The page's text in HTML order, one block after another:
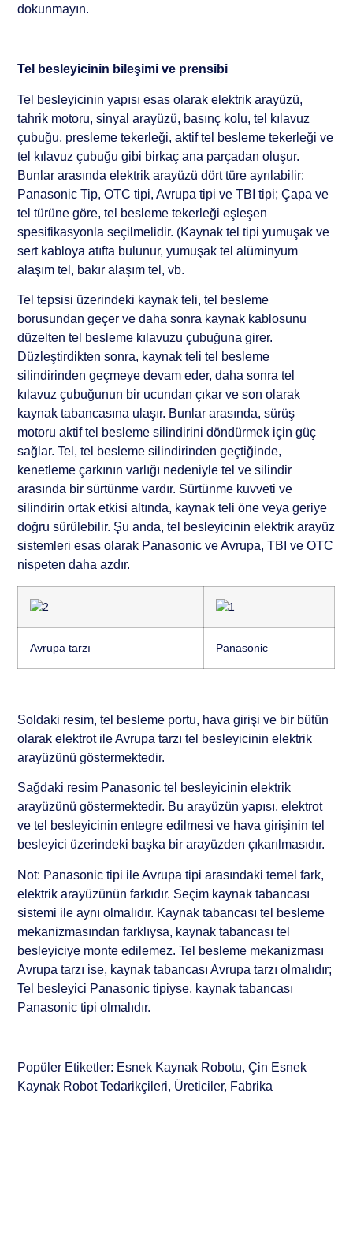
dokunmayın.
Tel besleyicinin bileşimi ve prensibi
Tel besleyicinin yapısı esas olarak elektrik arayüzü,
tahrik motoru, sinyal arayüzü, basınç kolu, tel kılavuz
çubuğu, presleme tekerleği, aktif tel besleme tekerleği ve
tel kılavuz çubuğu gibi birkaç ana parçadan oluşur.
Bunlar arasında elektrik arayüzü dört türe ayrılabilir:
Panasonic Tip, OTC tipi, Avrupa tipi ve TBI tipi; Çapa ve
tel türüne göre, tel besleme tekerleği eşleşen
spesifikasyonla seçilmelidir. (Kaynak tel tipi yumuşak ve
sert kabloya atıfta bulunur, yumuşak tel alüminyum
alaşım tel, bakır alaşım tel, vb.
Tel tepsisi üzerindeki kaynak teli, tel besleme
borusundan geçer ve daha sonra kaynak kablosunu
düzelten tel besleme kılavuzu çubuğuna girer.
Düzleştirdikten sonra, kaynak teli tel besleme
silindirinden geçmeye devam eder, daha sonra tel
kılavuz çubuğunun bir ucundan çıkar ve son olarak
kaynak tabancasına ulaşır. Bunlar arasında, sürüş
motoru aktif tel besleme silindirini döndürmek için güç
sağlar. Tel, tel besleme silindirinden geçtiğinde,
kenetleme çarkının varlığı nedeniyle tel ve silindir
arasında bir sürtünme vardır. Sürtünme kuvveti ve
silindirin ortak etkisi altında, kaynak teli öne veya geriye
doğru sürülebilir. Şu anda, tel besleyicinin elektrik arayüz
sistemleri esas olarak Panasonic ve Avrupa, TBI ve OTC
nispeten daha azdır.
Avrupa tarzı Panasonic
Soldaki resim, tel besleme portu, hava girişi ve bir bütün
olarak elektrot ile Avrupa tarzı tel besleyicinin elektrik
arayüzünü göstermektedir.
Sağdaki resim Panasonic tel besleyicinin elektrik
arayüzünü göstermektedir. Bu arayüzün yapısı, elektrot
ve tel besleyicinin entegre edilmesi ve hava girişinin tel
besleyici üzerindeki başka bir arayüzden çıkarılmasıdır.
Not: Panasonic tipi ile Avrupa tipi arasındaki temel fark,
elektrik arayüzünün farkıdır. Seçim kaynak tabancası
sistemi ile aynı olmalıdır. Kaynak tabancası tel besleme
mekanizmasından farklıysa, kaynak tabancası tel
besleyiciye monte edilemez. Tel besleme mekanizması
Avrupa tarzı ise, kaynak tabancası Avrupa tarzı olmalıdır;
Tel besleyici Panasonic tipiyse, kaynak tabancası
Panasonic tipi olmalıdır.
Popüler Etiketler: Esnek Kaynak Robotu, Çin Esnek
Kaynak Robot Tedarikçileri, Üreticiler, Fabrika